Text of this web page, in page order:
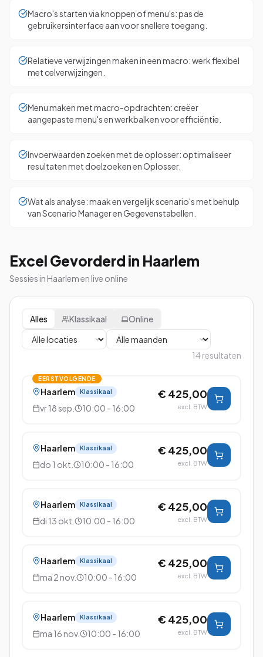
Macro's starten via knoppen of menu's: pas de
gebruikersinterface aan voor snellere toegang.
Relatieve verwijzingen maken in een macro: werk flexibel
met celverwijzingen.
Menu maken met macro-opdrachten: creëer
aangepaste menu's en werkbalken voor efficiëntie.
Invoerwaarden zoeken met de oplosser: optimaliseer
resultaten met doelzoeken en Oplosser.
Wat als analyse: maak en vergelijk scenario's met behulp
van Scenario Manager en Gegevenstabellen.
Excel Gevorderd in Haarlem
Sessies in Haarlem en live online
Alles Klassikaal Online
14 resultaten
EERSTVOLGENDE
Haarlem Klassikaal
vr 18 sep. 10:00 - 16:00
€ 425,00
excl. BTW
Haarlem Klassikaal
do 1 okt. 10:00 - 16:00
€ 425,00
excl. BTW
Haarlem Klassikaal
di 13 okt. 10:00 - 16:00
€ 425,00
excl. BTW
Haarlem Klassikaal
ma 2 nov. 10:00 - 16:00
€ 425,00
excl. BTW
Haarlem Klassikaal
ma 16 nov. 10:00 - 16:00
€ 425,00
excl. BTW